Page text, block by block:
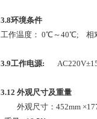
3.8环境条件
工作温度： 0℃～40℃; 相
3.9工作电源:
3.12 外观尺寸及重量
外观尺寸：452mm